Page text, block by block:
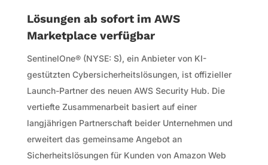
Lösungen ab sofort im AWS
Marketplace verfügbar
SentinelOne® (NYSE: S), ein Anbieter von KI-
gestützten Cybersicherheitslösungen, ist offizieller
Launch-Partner des neuen AWS Security Hub. Die
vertiefte Zusammenarbeit basiert auf einer
langjährigen Partnerschaft beider Unternehmen und
erweitert das gemeinsame Angebot an
Sicherheitslösungen für Kunden von Amazon Web